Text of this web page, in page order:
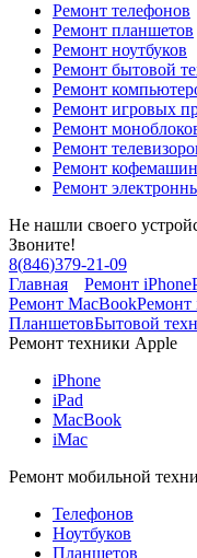
Ремонт телефонов
Ремонт планшетов
Ремонт ноутбуков
Ремонт бытовой
Ремонт
Ремонт игровых
Ремонт
Ремонт
Ремонт кофемашин
Ремонт
Не нашли своего
Звоните!
8(846)379-21-09
Главная
Ремонт iPhone
Ремонт MacBookРемонт
ПланшетовБытовой
Ремонт техники Apple
iPhone
iPad
MacBook
iMac
Ремонт мобильной
Телефонов
Ноутбуков
Планшетов